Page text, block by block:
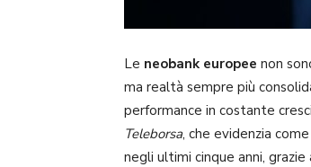
Le neobank europee non
ma realtà sempre più
performance in costante
Teleborsa, che evidenzia
negli ultimi cinque anni,